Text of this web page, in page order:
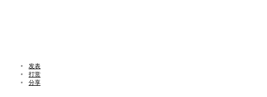
发表
打赏
分享